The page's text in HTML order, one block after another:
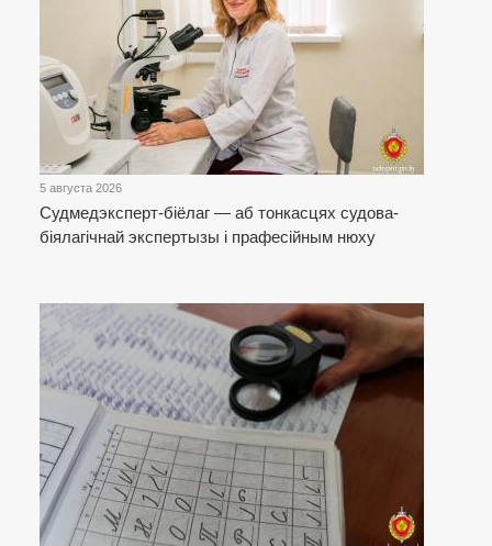
5 августа 2026
Cудмедэксперт-біёлаг — аб тонкасцях судова-
біялагічнай экспертызы і прафесійным нюху